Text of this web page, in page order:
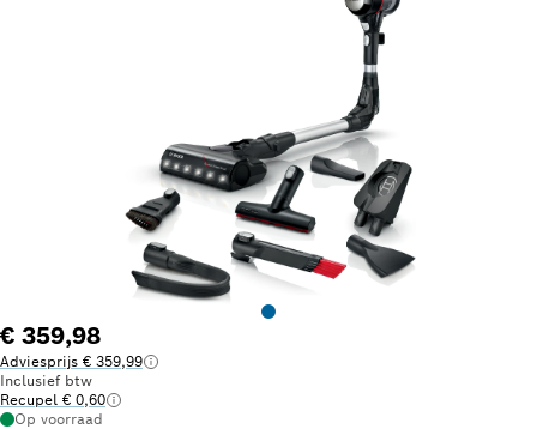
€ 359,98
Adviesprijs € 359,99
Inclusief btw
Recupel € 0,60
Op voorraad